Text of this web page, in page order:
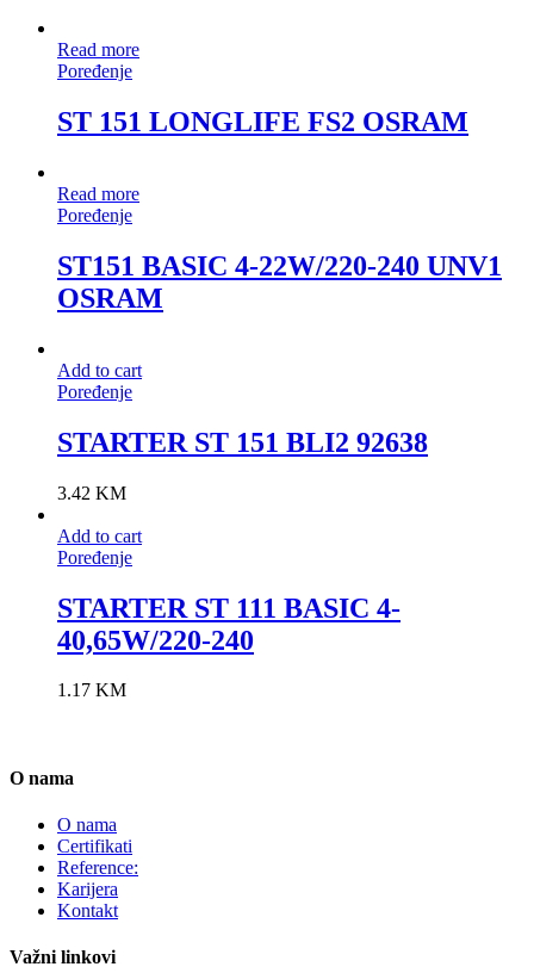
Read more
Poređenje
ST 151 LONGLIFE FS2 OSRAM
Read more
Poređenje
ST151 BASIC 4-22W/220-240 UNV1
OSRAM
Add to cart
Poređenje
STARTER ST 151 BLI2 92638
3.42 KM
Add to cart
Poređenje
STARTER ST 111 BASIC 4-
40,65W/220-240
1.17 KM
O nama
O nama
Certifikati
Reference:
Karijera
Kontakt
Važni linkovi